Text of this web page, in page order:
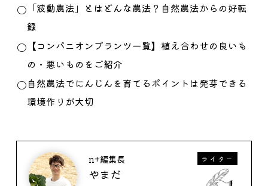
「波動農法」とはどんな農法？自然農法からの好転
録
【コンパニオンプランツ一覧】植え合わせの良いも
の・悪いものをご紹介
自然農法でにんじんを育てるポイントは発芽できる
環境作りが大切
n+編集長
やまだ
ライター